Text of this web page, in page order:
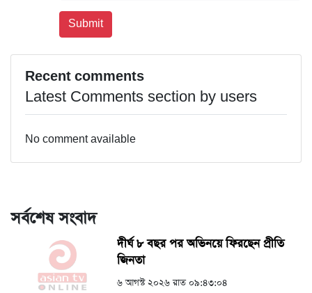
Recent comments
Latest Comments section by users
No comment available
সর্বশেষ সংবাদ
দীর্ঘ ৮ বছর পর অভিনয়ে ফিরছেন প্রীতি
জিনতা
৬ আগস্ট ২০২৬ রাত ০৯:৪৩:০৪